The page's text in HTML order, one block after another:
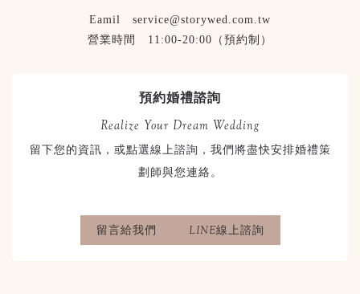
Eamil service@storywed.com.tw
營業時間 11:00-20:00（預約制）
預約婚禮諮詢
Realize Your Dream Wedding
留下您的資訊，或點選線上諮詢，我們將盡快安排婚禮策
劃師與您連絡。
留言給我們 LINE線上諮詢